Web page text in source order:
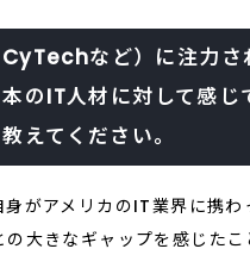
など）に注力さ
のIT人材に対して感じ
えてください。
がアメリカのIT業界に携わ
の大きなギャップを感じたこ